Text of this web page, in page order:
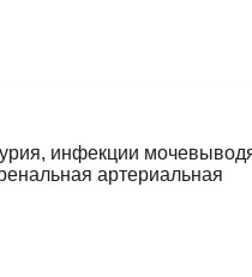
инфекции
артериальная